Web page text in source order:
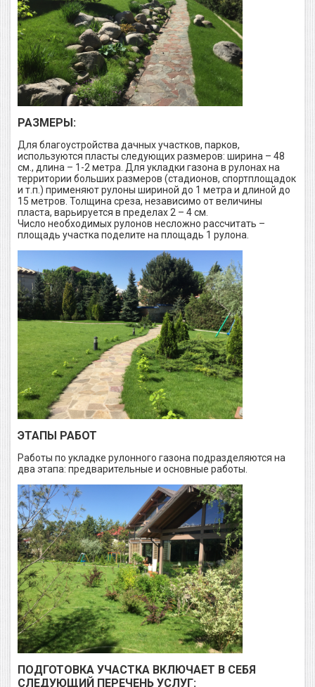
РАЗМЕРЫ:
Для благоустройства дачных участков, парков,
используются пласты следующих размеров: ширина – 48
см., длина – 1-2 метра. Для укладки газона в рулонах на
территории больших размеров (стадионов, спортплощадок
и т.п.) применяют рулоны шириной до 1 метра и длиной до
15 метров. Толщина среза, независимо от величины
пласта, варьируется в пределах 2 – 4 см.
Число необходимых рулонов несложно рассчитать –
площадь участка поделите на площадь 1 рулона.
ЭТАПЫ РАБОТ
Работы по укладке рулонного газона подразделяются на
два этапа: предварительные и основные работы.
ПОДГОТОВКА УЧАСТКА ВКЛЮЧАЕТ В СЕБЯ
СЛЕДУЮЩИЙ ПЕРЕЧЕНЬ УСЛУГ: